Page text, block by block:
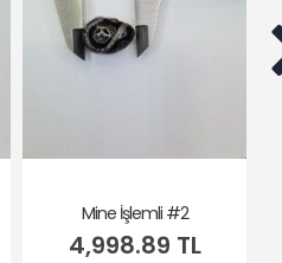
Mine İşlemli #2
4,998.89 TL